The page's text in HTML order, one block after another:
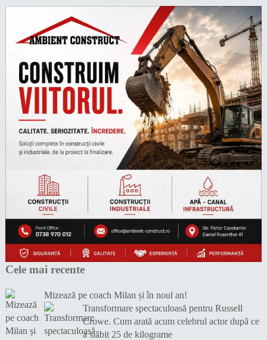
Cele mai recente
Mizează pe coach Milan și în noul an!
Transformare spectaculoasă pentru Russell
Crowe. Cum arată acum celebrul actor după ce
a slăbit 25 de kilograme